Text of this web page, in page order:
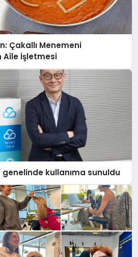
Çakallı Menemeni
Aile İşletmesi
kullanıma sunuldu